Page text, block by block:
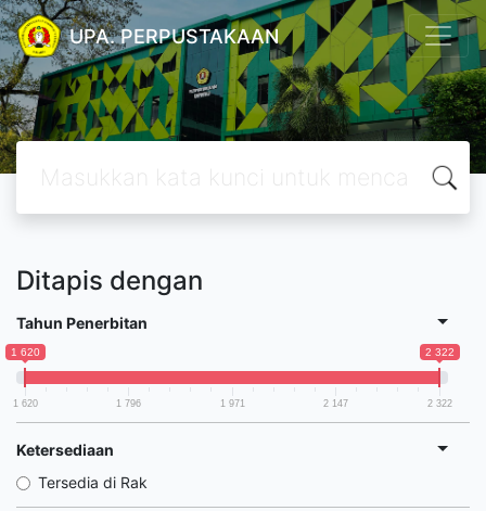
UPA. PERPUSTAKAAN
Ditapis dengan
Tahun Penerbitan
1 620 2 322
1 620 1 796 1 971 2 147 2 322
Ketersediaan
Tersedia di Rak